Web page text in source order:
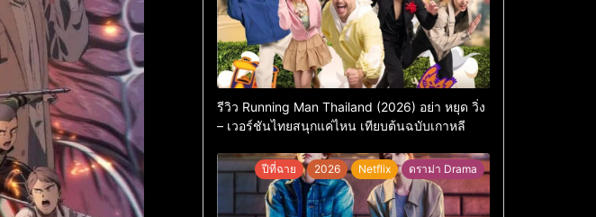
รีวิว Running Man Thailand (2026) อย่า หยุด วิ่ง
– เวอร์ชันไทยสนุกแค่ไหน เทียบต้นฉบับเกาหลี
ปีที่ฉาย 2026 Netflix ดราม่า Drama